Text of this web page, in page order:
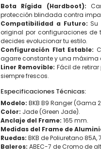
Bota Rígida (Hardboot):
protección blindada contra
Compatibilidad a Futuro: Su
original por configuraciones de
decides evolucionar tu estilo.
Configuración Flat Estable:
agarre constante y una
Liner Removible: Fácil de
siempre frescos.
Especificaciones Técnicas:
Modelo: BKB B9 Ranger (Gama
Color: Jade (Green Jade).
Anclaje del Frame: 165 mm.
Medidas del Frame de
Ruedas: BKB de Poliuretano
Baleros: ABEC-7 de Cromo de